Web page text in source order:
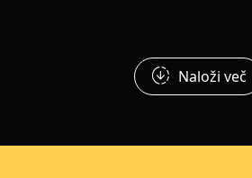
downloading Naloži več